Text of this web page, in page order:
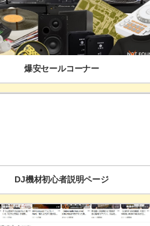
爆安セールコーナー
DJ機材初心者説明ページ